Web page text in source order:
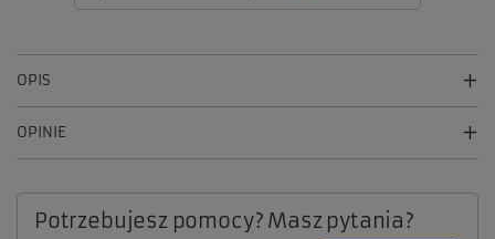
OPIS
OPINIE
Potrzebujesz pomocy? Masz pytania?